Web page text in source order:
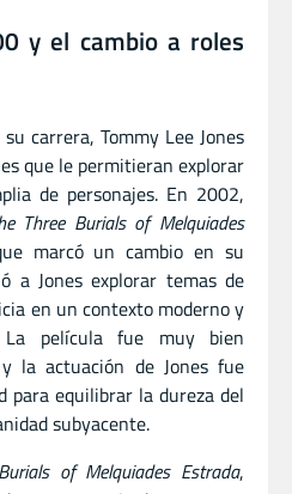
y el cambio a roles
carrera, Tommy Lee Jones
que le permitieran explorar
de personajes. En 2002,
Three Burials of Melquiades
marcó un cambio en su
a Jones explorar temas de
en un contexto moderno y
La película fue muy bien
la actuación de Jones fue
para equilibrar la dureza del
subyacente.
of Melquiades Estrada,